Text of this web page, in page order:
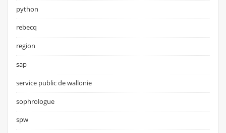
python
rebecq
region
sap
service public de wallonie
sophrologue
spw